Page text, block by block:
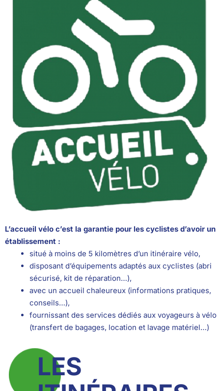
L’accueil vélo c’est la garantie pour les cyclistes d’avoir un
établissement :
situé à moins de 5 kilomètres d’un itinéraire vélo,
disposant d’équipements adaptés aux cyclistes (abri
sécurisé, kit de réparation…),
avec un accueil chaleureux (informations pratiques,
conseils…),
fournissant des services dédiés aux voyageurs à vélo
(transfert de bagages, location et lavage matériel…)
LES